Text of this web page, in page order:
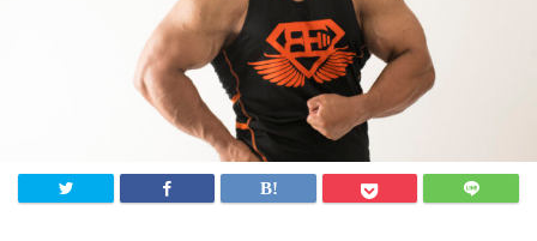
ベストプライス宣言
筋トレ大学PRO
法人様向け
ふるさと納税